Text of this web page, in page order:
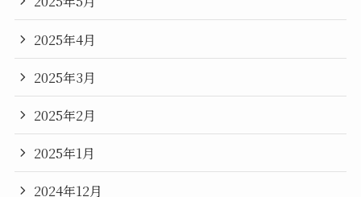
2025年4月
2025年3月
2025年2月
2025年1月
2024年12月